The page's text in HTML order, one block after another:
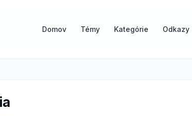
Domov Témy Kategórie Odkazy